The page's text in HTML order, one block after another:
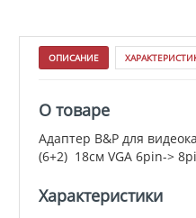
ОПИСАНИЕ
О товаре
Адаптер B&P для
(6+2) 18см VGA 6pin->
Характеристики